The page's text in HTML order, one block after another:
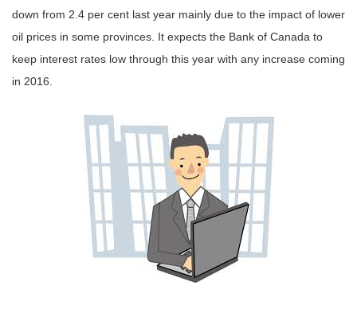
down from 2.4 per cent last year mainly due to the impact of lower
oil prices in some provinces. It expects the Bank of Canada to
keep interest rates low through this year with any increase coming
in 2016.